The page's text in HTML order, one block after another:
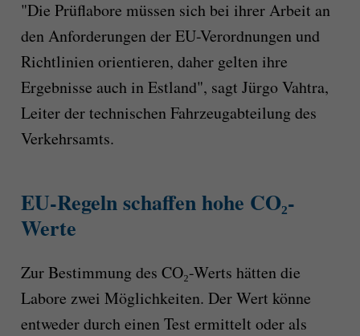
"Die Prüflabore müssen sich bei ihrer Arbeit an
den Anforderungen der EU-Verordnungen und
Richtlinien orientieren, daher gelten ihre
Ergebnisse auch in Estland", sagt Jürgo Vahtra,
Leiter der technischen Fahrzeugabteilung des
Verkehrsamts.
EU-Regeln schaffen hohe CO₂-
Werte
Zur Bestimmung des CO₂-Werts hätten die
Labore zwei Möglichkeiten. Der Wert könne
entweder durch einen Test ermittelt oder als